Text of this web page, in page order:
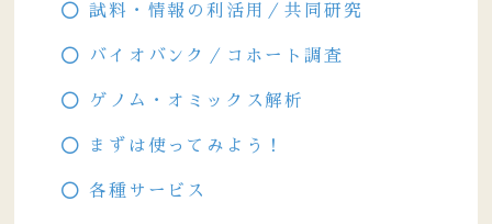
試料・情報の利活用／共同研究
バイオバンク／コホート調査
ゲノム・オミックス解析
まずは使ってみよう！
各種サービス